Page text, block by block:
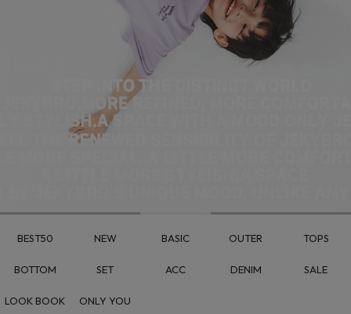
BEST50 NEW BASIC OUTER TOPS
BOTTOM SET ACC DENIM SALE
LOOK BOOK ONLY YOU